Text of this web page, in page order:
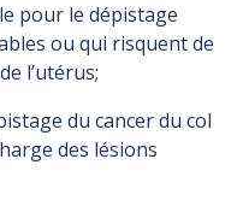
pour le dépistage
ou qui risquent de
l’utérus;
du cancer du col
des lésions